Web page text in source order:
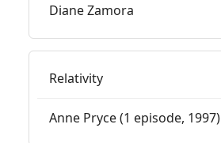
Diane Zamora
Relativity
Anne Pryce (1 episode, 1997)